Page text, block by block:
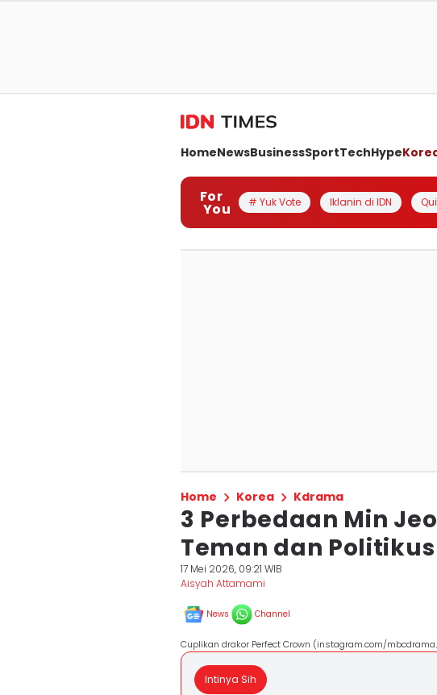
HomeNewsBusinessSportTechHype
For
You # Yuk Vote Iklanin di IDN
Home Korea Kdrama
3 Perbedaan Min
Teman dan
17 Mei 2026, 09:21 WIB
Aisyah Attamami
News Channel
Cuplikan drakor Perfect Crown (instagram.com/
Intinya Sih